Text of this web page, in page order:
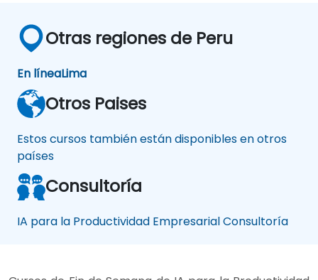
Otras regiones de Peru
En líneaLima
Otros Paises
Estos cursos también están disponibles en otros
países
Consultoría
IA para la Productividad Empresarial Consultoría